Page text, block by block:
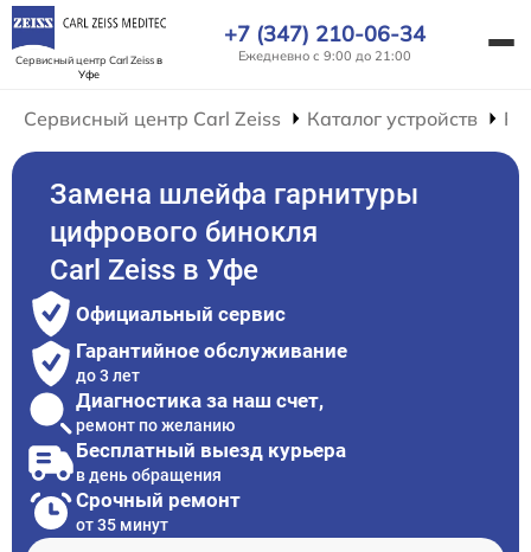
Сервисный центр Carl Zeissв
Уфе
+7 (347) 210-06-34
Ежедневно с 9:00 до 21:00
Сервисный центр Carl Zeiss Каталог устройств
Замена шлейфа гарнитуры
цифрового бинокля
Carl Zeiss в Уфе
Официальный сервис
Гарантийное обслуживание
до 3 лет
Диагностика за наш счет,
ремонт по желанию
Бесплатный выезд курьера
в день обращения
Срочный ремонт
от 35 минут